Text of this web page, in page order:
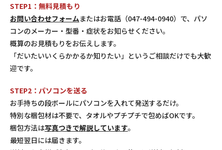
STEP1：無料見積もり
お問い合わせフォームまたはお電話（047-494-0940）で、パソ
コンのメーカー・型番・症状をお知らせください。
概算のお見積もりをお伝えします。
「だいたいいくらかかるか知りたい」というご相談だけでも大歓
迎です。
STEP2：パソコンを送る
お手持ちの段ボールにパソコンを入れて発送するだけ。
特別な梱包材は不要で、タオルやプチプチで包めばOKです。
梱包方法は写真つきで解説しています。
最短翌日には届きます。